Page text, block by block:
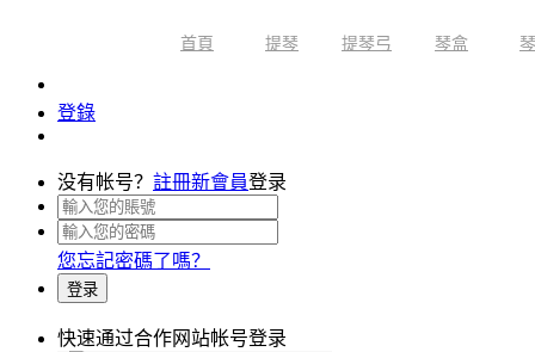
首頁 提琴 提琴弓 琴盒
登錄
没有帐号？ 註冊新會員登录
您忘記密碼了嗎？
登录
快速通过合作网站帐号登录